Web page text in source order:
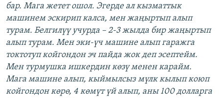
бар. Мага жетет ошол. Эгерде ал кызматтык
машинем эскирип калса, мен жаңыртып алып
турам. Белгилүү учурда – 2-3 жылда бир жаңыртып
алып турам. Мен эки-үч машине алып гаражга
токтотуп койгондон эч пайда жок деп эсептейм.
Мен турмушка ишкердин көзү менен карайм.
Мага машине алып, кыймылсыз мүлк кылып коюп
койгондон көрө, 4 көмүт үй алып, аны 100 долларга